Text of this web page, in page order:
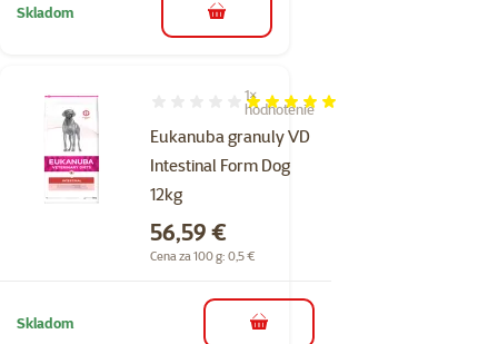
Skladom do košíka
Eukanuba granuly VD
Intestinal Form Dog
12kg
Hodnotenie 100%, počet hodnotení: 1
1×
hodnotenie
Cena
56,59 €
Cena za 100 g: 0,5 €
Skladom do košíka